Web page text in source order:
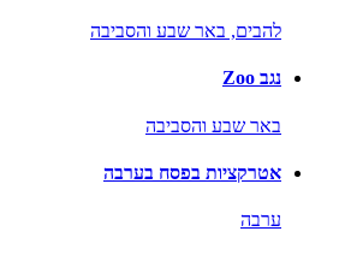
להבים, באר שבע והסביבה
נגב Zoo
באר שבע והסביבה
אטרקציות בפסח בערבה
ערבה